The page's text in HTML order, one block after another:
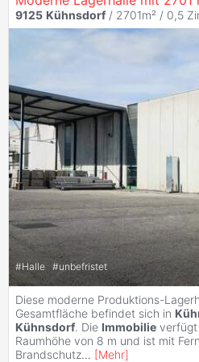
9125 Kühnsdorf / 2701m² / 0,5
#Halle #unbefristet
Diese moderne Produktions-
Gesamtfläche befindet sich in
Kühnsdorf. Die Immobilie
Raumhöhe von 8 m und ist mit
Brandschutz... [Mehr]